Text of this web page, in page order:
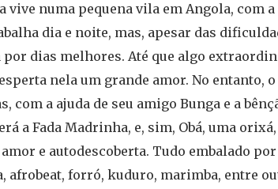
vive numa pequena vila em Angola, com
dia e noite, mas, apesar das
dias melhores. Até que algo
nela um grande amor. No entanto,
com a ajuda de seu amigo Bunga e a
a Fada Madrinha, e, sim, Obá, uma
e autodescoberta. Tudo embalado
afrobeat, forró, kuduro, marimba, entre